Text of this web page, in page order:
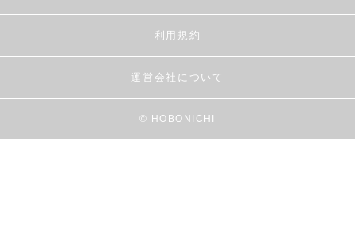
利用規約
運営会社について
© HOBONICHI